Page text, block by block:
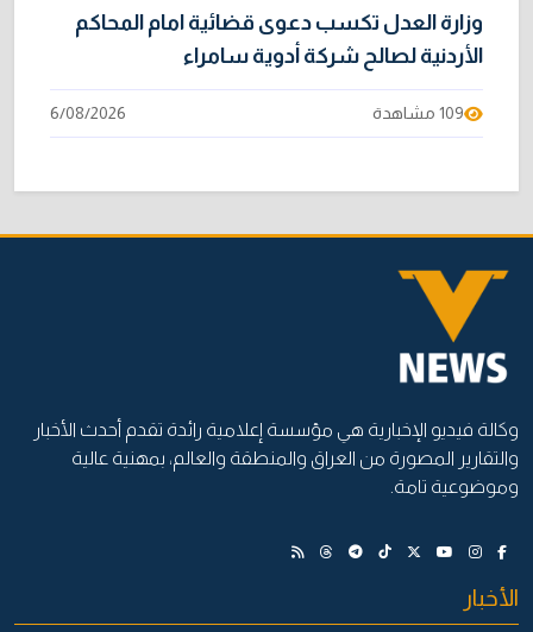
وزارة العدل تكسب دعوى قضائية امام المحاكم
الأردنية لصالح شركة أدوية سامراء
109 مشاهدة 6/08/2026
وكالة فيديو الإخبارية هي مؤسسة إعلامية رائدة تقدم أحدث الأخبار
والتقارير المصورة من العراق والمنطقة والعالم، بمهنية عالية
وموضوعية تامة.
الأخبار